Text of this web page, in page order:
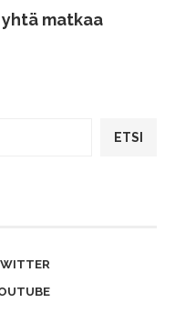
matkaa
ETSI